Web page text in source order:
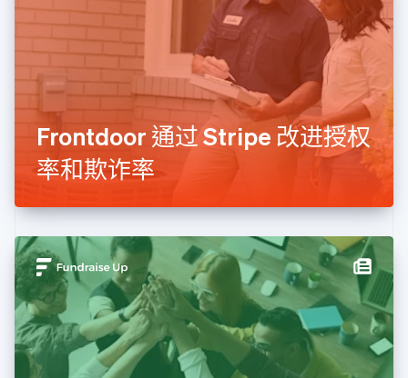
Frontdoor 通过 Stripe 改进授权
率和欺诈率
法国
Français
English
荷兰
Nederlands
加拿大
捷克
克罗地亚
拉脱维亚
English
立陶宛
English
列支敦士登
DeutschEnglish
卢森堡
Français Deutsch English